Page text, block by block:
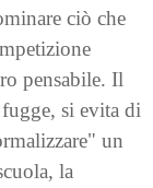
ciò che
pensabile. Il
si evita di
un
la